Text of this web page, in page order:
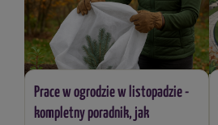
Prace w ogrodzie w listopadzie -
kompletny poradnik, jak